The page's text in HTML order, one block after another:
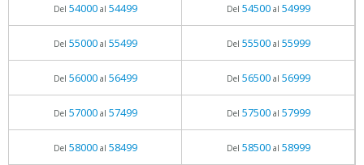
Del 54000al 54499 Del 54500al 54999
Del 55000al 55499 Del 55500al 55999
Del 56000al 56499 Del 56500al 56999
Del 57000al 57499 Del 57500al 57999
Del 58000al 58499 Del 58500al 58999